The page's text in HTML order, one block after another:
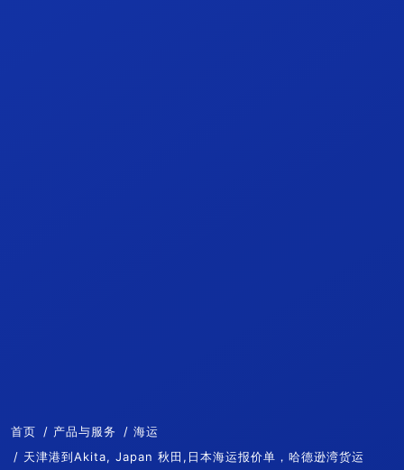
首页 产品与服务
海运
天津港到Akita, Japan 秋田,日本海运报价单，哈德逊湾货运